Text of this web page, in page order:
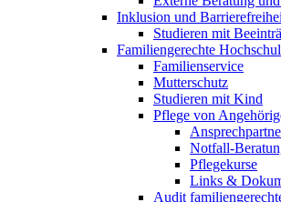
Inklusion und
Studieren mit
Familiengerechte
Familienservice
Mutterschutz
Studieren mit Kind
Pflege von
Notfall-
Pflegekurse
Links &
Audit